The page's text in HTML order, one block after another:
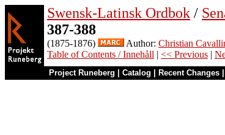
Swensk-Latinsk Ordbok /
387-388
(1875-1876) Author: Christian
Table of Contents / Innehåll | << Previous |
Project Runeberg Catalog Recent Changes